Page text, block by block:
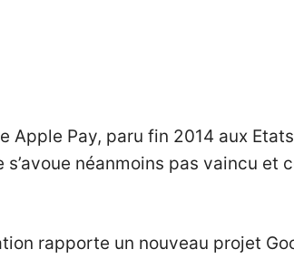
Apple Pay, paru fin 2014 aux
s’avoue néanmoins pas vaincu
rapporte un nouveau projet